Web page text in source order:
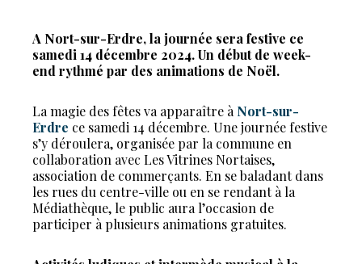
A Nort-sur-Erdre, la journée sera festive ce
samedi 14 décembre 2024. Un début de week-
end rythmé par des animations de Noël.
La magie des fêtes va apparaître à Nort-sur-
Erdre ce samedi 14 décembre. Une journée festive
s’y déroulera, organisée par la commune en
collaboration avec Les Vitrines Nortaises,
association de commerçants. En se baladant dans
les rues du centre-ville ou en se rendant à la
Médiathèque, le public aura l’occasion de
participer à plusieurs animations gratuites.